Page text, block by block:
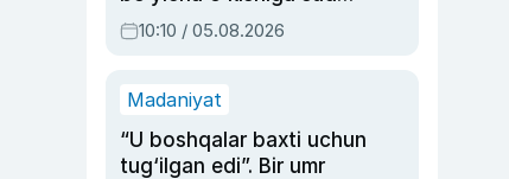
hukmi o‘qildi
10:10 / 05.08.2026
Madaniyat
“U boshqalar baxti uchun
tug‘ilgan edi”. Bir umr